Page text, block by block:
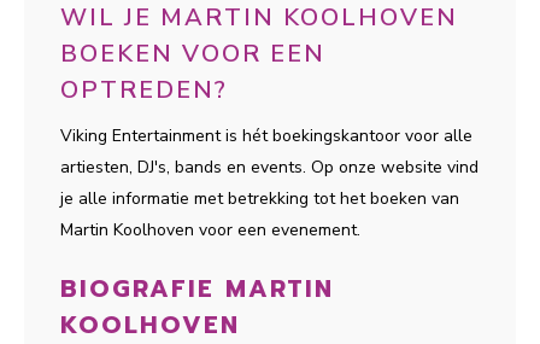
WIL JE MARTIN KOOLHOVEN
BOEKEN VOOR EEN
OPTREDEN?
Viking Entertainment is hét boekingskantoor voor alle
artiesten, DJ's, bands en events. Op onze website vind
je alle informatie met betrekking tot het boeken van
Martin Koolhoven voor een evenement.
BIOGRAFIE MARTIN
KOOLHOVEN